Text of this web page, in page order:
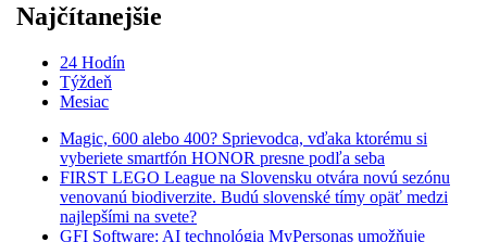
Najčítanejšie
24 Hodín
Týždeň
Mesiac
Magic, 600 alebo 400? Sprievodca, vďaka ktorému si
vyberiete smartfón HONOR presne podľa seba
FIRST LEGO League na Slovensku otvára novú sezónu
venovanú biodiverzite. Budú slovenské tímy opäť medzi
najlepšími na svete?
GFI Software: AI technológia MyPersonas umožňuje